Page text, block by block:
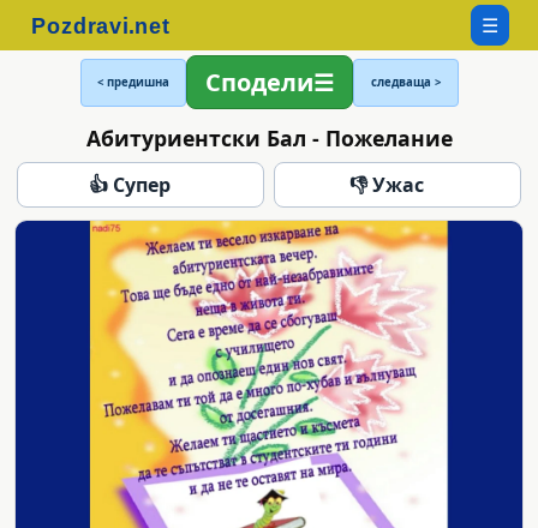
☰
< предишна Сподели следваща >
Абитуриентски Бал - Пожелание
👍 Супер 👎 Ужас